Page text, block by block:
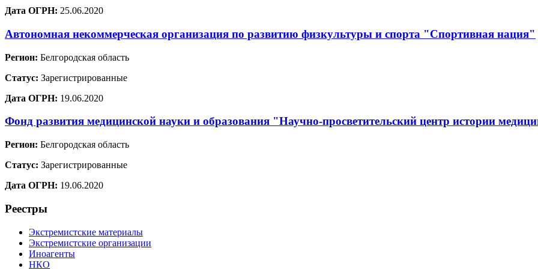
Дата ОГРН: 25.06.2020
Автономная некоммерческая организация по развитию физкультуры и спорта "Спортивная нация"
Регион: Белгородская область
Статус: Зарегистрированные
Дата ОГРН: 19.06.2020
Фонд развития медицинской науки и образования "Научно-просветительский центр истории
Регион: Белгородская область
Статус: Зарегистрированные
Дата ОГРН: 19.06.2020
Реестры
Экстремистские материалы
Экстремистские организации
Иноагенты
НКО